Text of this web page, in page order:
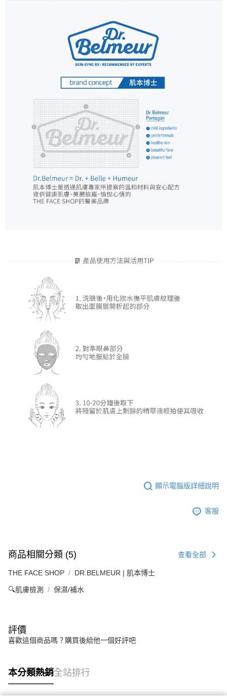
顯示電腦版詳細說明
客服
商品相關分類 (5) 查看全部
THE FACE SHOP DR.BELMEUR | 肌本博士
🔍肌膚檢測 保濕/補水
評價
喜歡這個商品嗎？購買後給他一個好評吧
本分類熱銷全站排行